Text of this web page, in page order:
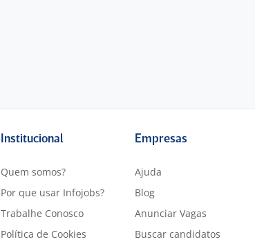
Institucional
Quem somos?
Por que usar Infojobs?
Trabalhe Conosco
Política de Cookies
Empresas
Ajuda
Blog
Anunciar Vagas
Buscar candidatos